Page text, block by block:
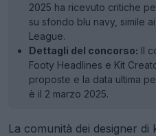
2025 ha ricevuto critiche
su sfondo blu navy, simile
League.
Dettagli del concorso: Il
Footy Headlines e Kit
proposte e la data ultima
è il 2 marzo 2025.
La comunità dei designer di